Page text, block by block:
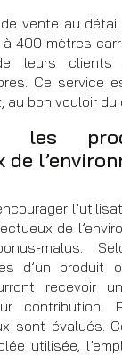
vente au
400 mètres
leurs clients
Ce service
au bon vouloir du
les
de
de
malus.
d’un produit
recevoir
contribution.
sont évalués.
utilisée,